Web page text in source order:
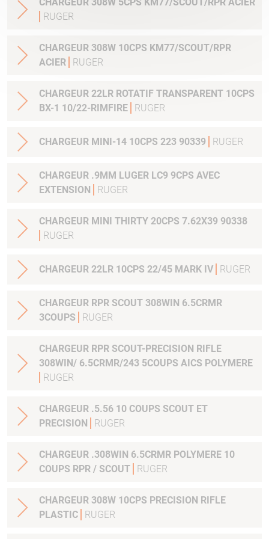
RUGER
CHARGEUR 308W 10CPS KM77/SCOUT/RPR
ACIER
RUGER
CHARGEUR 22LR ROTATIF TRANSPARENT 10CPS
BX-1 10/22-RIMFIRE
RUGER
CHARGEUR MINI-14 10CPS 223 90339 RUGER
CHARGEUR .9MM LUGER LC9 9CPS AVEC
EXTENSION
RUGER
CHARGEUR MINI THIRTY 20CPS 7.62X39 90338
RUGER
CHARGEUR 22LR 10CPS 22/45 MARK IV RUGER
CHARGEUR RPR SCOUT 308WIN 6.5CRMR
3COUPS
RUGER
CHARGEUR RPR SCOUT-PRECISION RIFLE
308WIN/ 6.5CRMR/243 5COUPS AICS POLYMERE
RUGER
CHARGEUR .5.56 10 COUPS SCOUT ET
PRECISION
RUGER
CHARGEUR .308WIN 6.5CRMR POLYMERE 10
COUPS RPR / SCOUT
RUGER
CHARGEUR 308W 10CPS PRECISION RIFLE
PLASTIC
RUGER